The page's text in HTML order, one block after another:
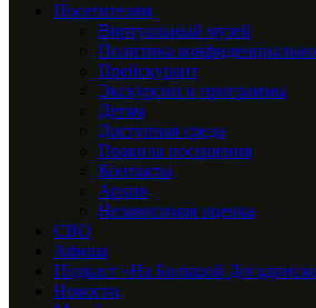
Посетителям
Виртуальный музей
Политика
Прейскурант
Экскурсии и программы
Детям
Доступная среда
Правила посещения
Контакты
Архив
Независимая оценка
СВО
Афиша
Подкаст «На Большой
Новости